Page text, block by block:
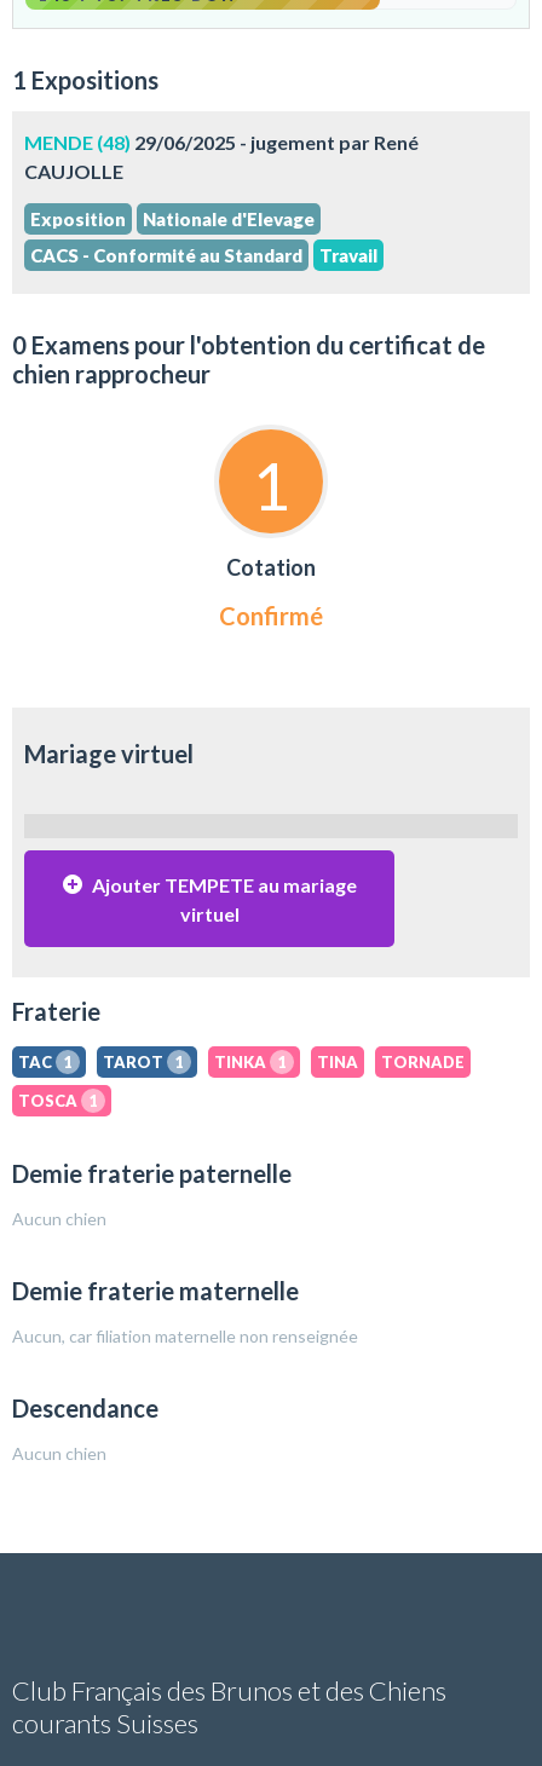
1 Expositions
MENDE (48) 29/06/2025 - jugement par René
CAUJOLLE
Exposition
Nationale d'Elevage
CACS - Conformité au Standard
Travail
0 Examens pour l'obtention du certificat de
chien rapprocheur
1
Cotation
Confirmé
Mariage virtuel
Ajouter TEMPETE au mariage
virtuel
Fraterie
TAC 1 TAROT 1 TINKA 1 TINA
TORNADE
TOSCA
1
Demie fraterie paternelle
Aucun chien
Demie fraterie maternelle
Aucun, car filiation maternelle non renseignée
Descendance
Aucun chien
Club Français des Brunos et des Chiens
courants Suisses